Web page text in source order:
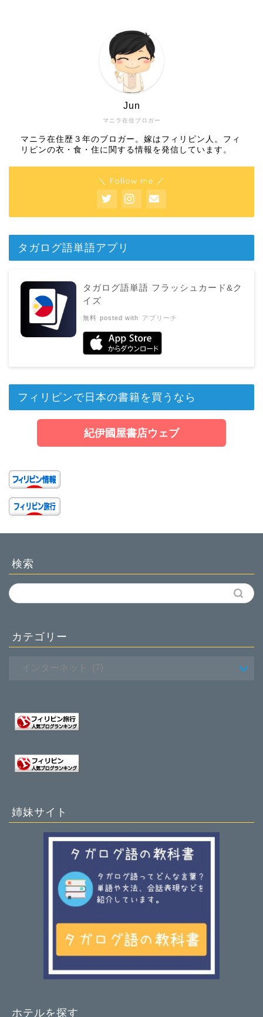
マニラ在住ブロガー
Jun
マニラ在住歴３年のブロガー。嫁はフィリピン人。フィ
リピンの衣・食・住に関する情報を発信しています。
＼ Follow me ／
タガログ語単語アプリ
タガログ語単語 フラッシュカード&ク
イズ
無料 posted with アプリーチ
フィリピンで日本の書籍を買うなら
紀伊國屋書店ウェブ
検索
カテゴリー
姉妹サイト
ホテルを探す
ホーム
基本情報
趣味